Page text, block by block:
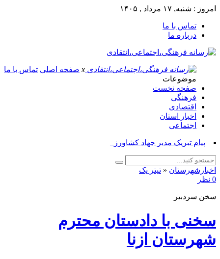
امروز : شنبه, ۱۷ مرداد , ۱۴۰۵
تماس با ما
درباره ما
x صفحه اصلی تماس با ما
موضوعات
صفحه نخست
فرهنگی
اقتصادی
اخبار استان
اجتماعی
پیام تبریک مدیر جهاد کشاورزی ازنا _
اخبارشهرستان « تیتر یک
0 نظر
سخن سردبیر
سخنی با دادستان محترم
شهرستان ازنا